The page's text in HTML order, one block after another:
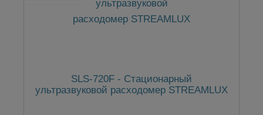
SLS-720F - Стационарный
ультразвуковой расходомер STREAMLUX